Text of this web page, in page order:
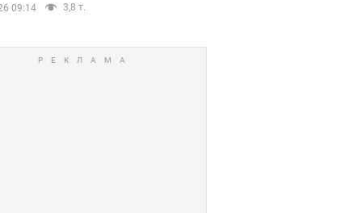
09:14 3,8 т.